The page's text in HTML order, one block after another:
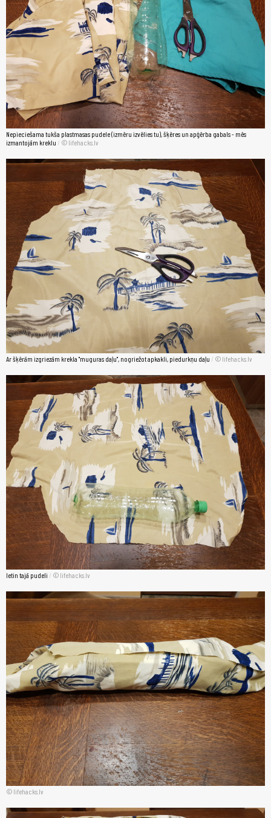
Nepieciešama tukša plastmasas pudele (izmēru izvēlies tu), šķēres un apģērba gabals - mēs
izmantojām kreklu / lifehacks.lv
Ar šķērām izgriezām krekla "muguras daļu", nogriežot apkakli, piedurkņu daļu / lifehacks.lv
Ietin tajā pudeli / lifehacks.lv
lifehacks.lv